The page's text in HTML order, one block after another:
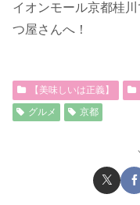
イオンモール京都桂
つ屋さんへ！
【美味しいは正義】
グルメ
京都